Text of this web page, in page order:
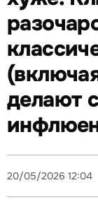
делают
20/05/2026 12:04